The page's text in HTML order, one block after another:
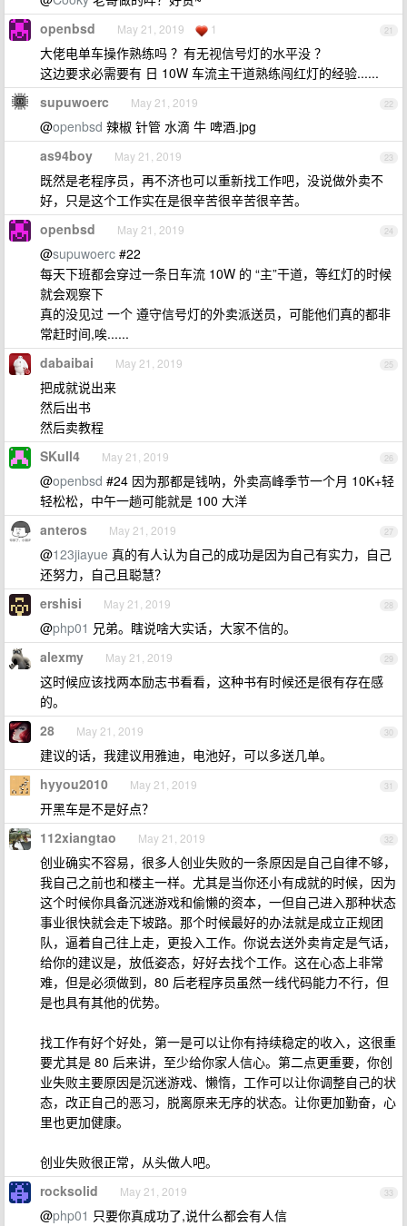
21
openbsd May 21, 2019 1
大佬电单车操作熟练吗 ？有无视信号灯的水平没 ？
这边要求必需要有 日 10W 车流主干道熟练闯红灯的经验......
22
supuwoerc May 21, 2019
@openbsd 辣椒 针管 水滴 牛 啤酒.jpg
23
as94boy May 21, 2019
既然是老程序员，再不济也可以重新找工作吧，没说做外卖不
好，只是这个工作实在是很辛苦很辛苦很辛苦。
24
openbsd May 21, 2019
@supuwoerc #22
每天下班都会穿过一条日车流 10W 的 “主”干道，等红灯的时候
就会观察下
真的没见过 一个 遵守信号灯的外卖派送员，可能他们真的都非
常赶时间,唉......
25
dabaibai May 21, 2019
把成就说出来
然后出书
然后卖教程
26
SKull4 May 21, 2019
@openbsd #24 因为那都是钱呐，外卖高峰季节一个月 10K+轻
轻松松，中午一趟可能就是 100 大洋
27
anteros May 21, 2019
@123jiayue 真的有人认为自己的成功是因为自己有实力，自己
还努力，自己且聪慧？
28
ershisi May 21, 2019
@php01 兄弟。瞎说啥大实话，大家不信的。
29
alexmy May 21, 2019
这时候应该找两本励志书看看，这种书有时候还是很有存在感
的。
30
28 May 21, 2019
建议的话，我建议用雅迪，电池好，可以多送几单。
31
hyyou2010 May 21, 2019
开黑车是不是好点？
32
112xiangtao May 21, 2019
创业确实不容易，很多人创业失败的一条原因是自己自律不够，
我自己之前也和楼主一样。尤其是当你还小有成就的时候，因为
这个时候你具备沉迷游戏和偷懒的资本，一但自己进入那种状态
事业很快就会走下坡路。那个时候最好的办法就是成立正规团
队，逼着自己往上走，更投入工作。你说去送外卖肯定是气话，
给你的建议是，放低姿态，好好去找个工作。这在心态上非常
难，但是必须做到，80 后老程序员虽然一线代码能力不行，但
是也具有其他的优势。
找工作有好个好处，第一是可以让你有持续稳定的收入，这很重
要尤其是 80 后来讲，至少给你家人信心。第二点更重要，你创
业失败主要原因是沉迷游戏、懒惰，工作可以让你调整自己的状
态，改正自己的恶习，脱离原来无序的状态。让你更加勤奋，心
里也更加健康。
创业失败很正常，从头做人吧。
33
rocksolid May 21, 2019
@php01 只要你真成功了,说什么都会有人信